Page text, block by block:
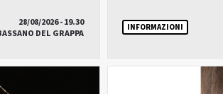
28/08/2026 - 19.30
DEL GRAPPA
INFORMAZIONI